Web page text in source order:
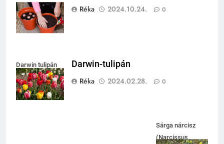
ültetése
Réka
2024.10.24. 0
Darwin tulipán
Darwin-tulipán
Réka
2024.02.28. 0
Sárga nárcisz
(Narcissus